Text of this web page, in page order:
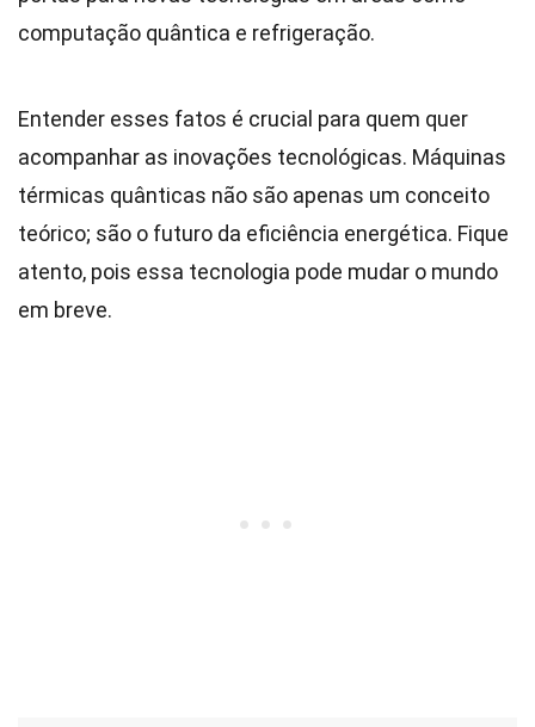
computação quântica e refrigeração.
Entender esses fatos é crucial para quem quer
acompanhar as inovações tecnológicas. Máquinas
térmicas quânticas não são apenas um conceito
teórico; são o futuro da eficiência energética. Fique
atento, pois essa tecnologia pode mudar o mundo
em breve.